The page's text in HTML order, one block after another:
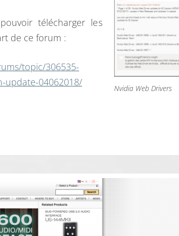
V
E
U
P
O
U
R
Nvidia Web Drivers
télécharger les
de ce forum :
topic/306535-
update-04062018/